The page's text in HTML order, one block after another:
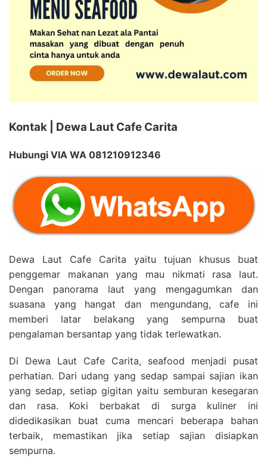
Kontak | Dewa Laut Cafe Carita
Hubungi VIA WA 081210912346
Dewa Laut Cafe Carita yaitu tujuan khusus buat
penggemar makanan yang mau nikmati rasa laut.
Dengan panorama laut yang mengagumkan dan
suasana yang hangat dan mengundang, cafe ini
memberi latar belakang yang sempurna buat
pengalaman bersantap yang tidak terlewatkan.
Di Dewa Laut Cafe Carita, seafood menjadi pusat
perhatian. Dari udang yang sedap sampai sajian ikan
yang sedap, setiap gigitan yaitu semburan kesegaran
dan rasa. Koki berbakat di surga kuliner ini
didedikasikan buat cuma mencari beberapa bahan
terbaik, memastikan jika setiap sajian disiapkan
sempurna.